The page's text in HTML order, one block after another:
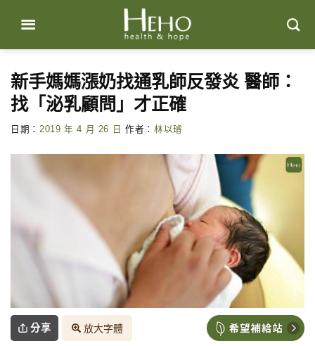
content
新手媽媽漲奶找通乳師反發炎 醫師：
找「泌乳顧問」才正確
日期： 2019 年 4 月 26 日 作者： 林以璿
分享 放大字體